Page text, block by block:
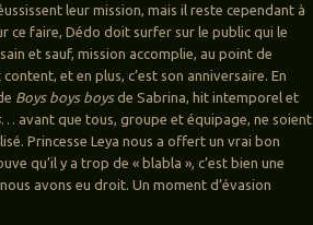
leur mission, mais il reste cependant à
ce faire, Dédo doit surfer sur le public qui le
et sauf, mission accomplie, au point de
et en plus, c’est son anniversaire. En
Boys boys boysde Sabrina, hit intemporel et
… avant que tous, groupe et équipage, ne soient
Princesse Leya nous a offert un vrai bon
qu’il y a trop de « blabla », c’est bien une
avons eu droit. Un moment d’évasion